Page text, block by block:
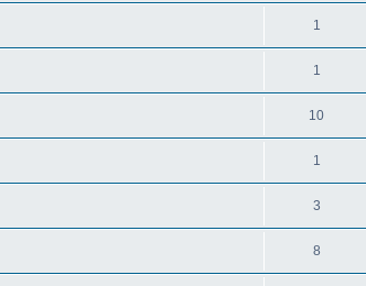
1
1
10
1
3
8